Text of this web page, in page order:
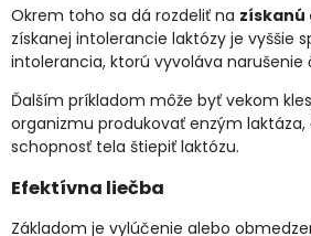
Okrem toho sa dá rozdeliť na získanú
získanej intolerancie laktózy je vyššie
intolerancia, ktorú vyvoláva narušenie
Ďalším príkladom môže byť vekom
organizmu produkovať enzým laktáza,
schopnosť tela štiepiť laktózu.
Efektívna liečba
Základom je vylúčenie alebo